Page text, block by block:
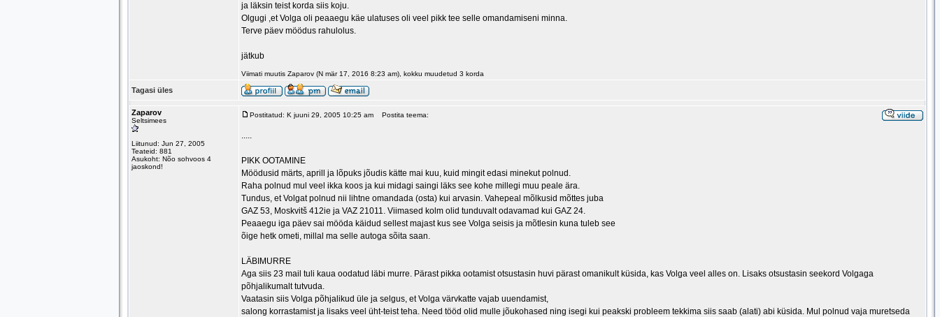
ja läksin teist korda siis koju.
Olgugi ,et Volga oli peaaegu käe ulatuses oli veel pikk tee selle omandamiseni minna.
Terve päev möödus rahulolus.
jätkub
Viimati muutis Zaparov (N mär 17, 2016 8:23 am), kokku muudetud 3 korda
Tagasi üles
Zaparov
Seltsimees
Liitunud: Jun 27, 2005
Teateid: 881
Asukoht: Nõo sohvoos 4
jaoskond!
Postitatud: K juuni 29, 2005 10:25 am Postita teema:
.....
PIKK OOTAMINE
Möödusid märts, aprill ja lõpuks jõudis kätte mai kuu, kuid mingit edasi minekut polnud.
Raha polnud mul veel ikka koos ja kui midagi saingi läks see kohe millegi muu peale ära.
Tundus, et Volgat polnud nii lihtne omandada (osta) kui arvasin. Vahepeal mõlkusid mõttes juba
GAZ 53, Moskvitš 412ie ja VAZ 21011. Viimased kolm olid tunduvalt odavamad kui GAZ 24.
Peaaegu iga päev sai mööda käidud sellest majast kus see Volga seisis ja mõtlesin kuna tuleb see
õige hetk ometi, millal ma selle autoga sõita saan.
LÄBIMURRE
Aga siis 23 mail tuli kaua oodatud läbi murre. Pärast pikka ootamist otsustasin huvi pärast omanikult küsida, kas Volga veel alles on. Lisaks otsustasin seekord Volgaga
põhjalikumalt tutvuda.
Vaatasin siis Volga põhjalikud üle ja selgus, et Volga värvkatte vajab uuendamist,
salong korrastamist ja lisaks veel üht-teist teha. Need tööd olid mulle jõukohased ning isegi kui peakski probleem tekkima siis saab (alati) abi küsida. Mul polnud vaja muretseda